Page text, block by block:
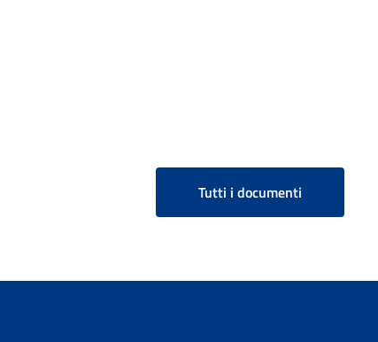
Tutti i documenti